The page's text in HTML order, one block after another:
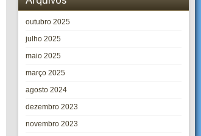
outubro 2025
julho 2025
maio 2025
março 2025
agosto 2024
dezembro 2023
novembro 2023